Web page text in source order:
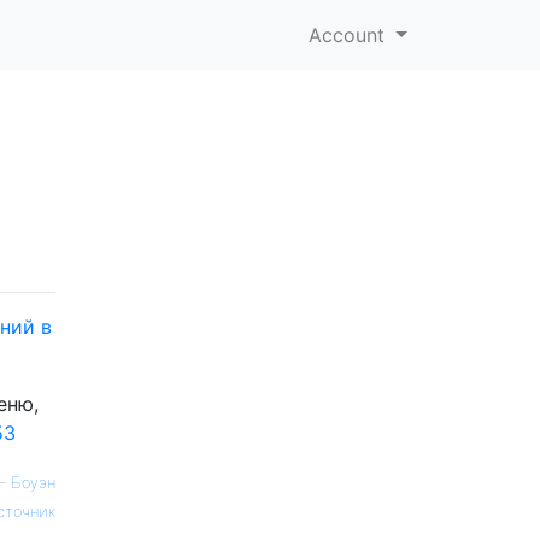
Account
в
Боуэн